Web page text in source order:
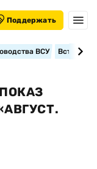
Поддержать
ВСУ